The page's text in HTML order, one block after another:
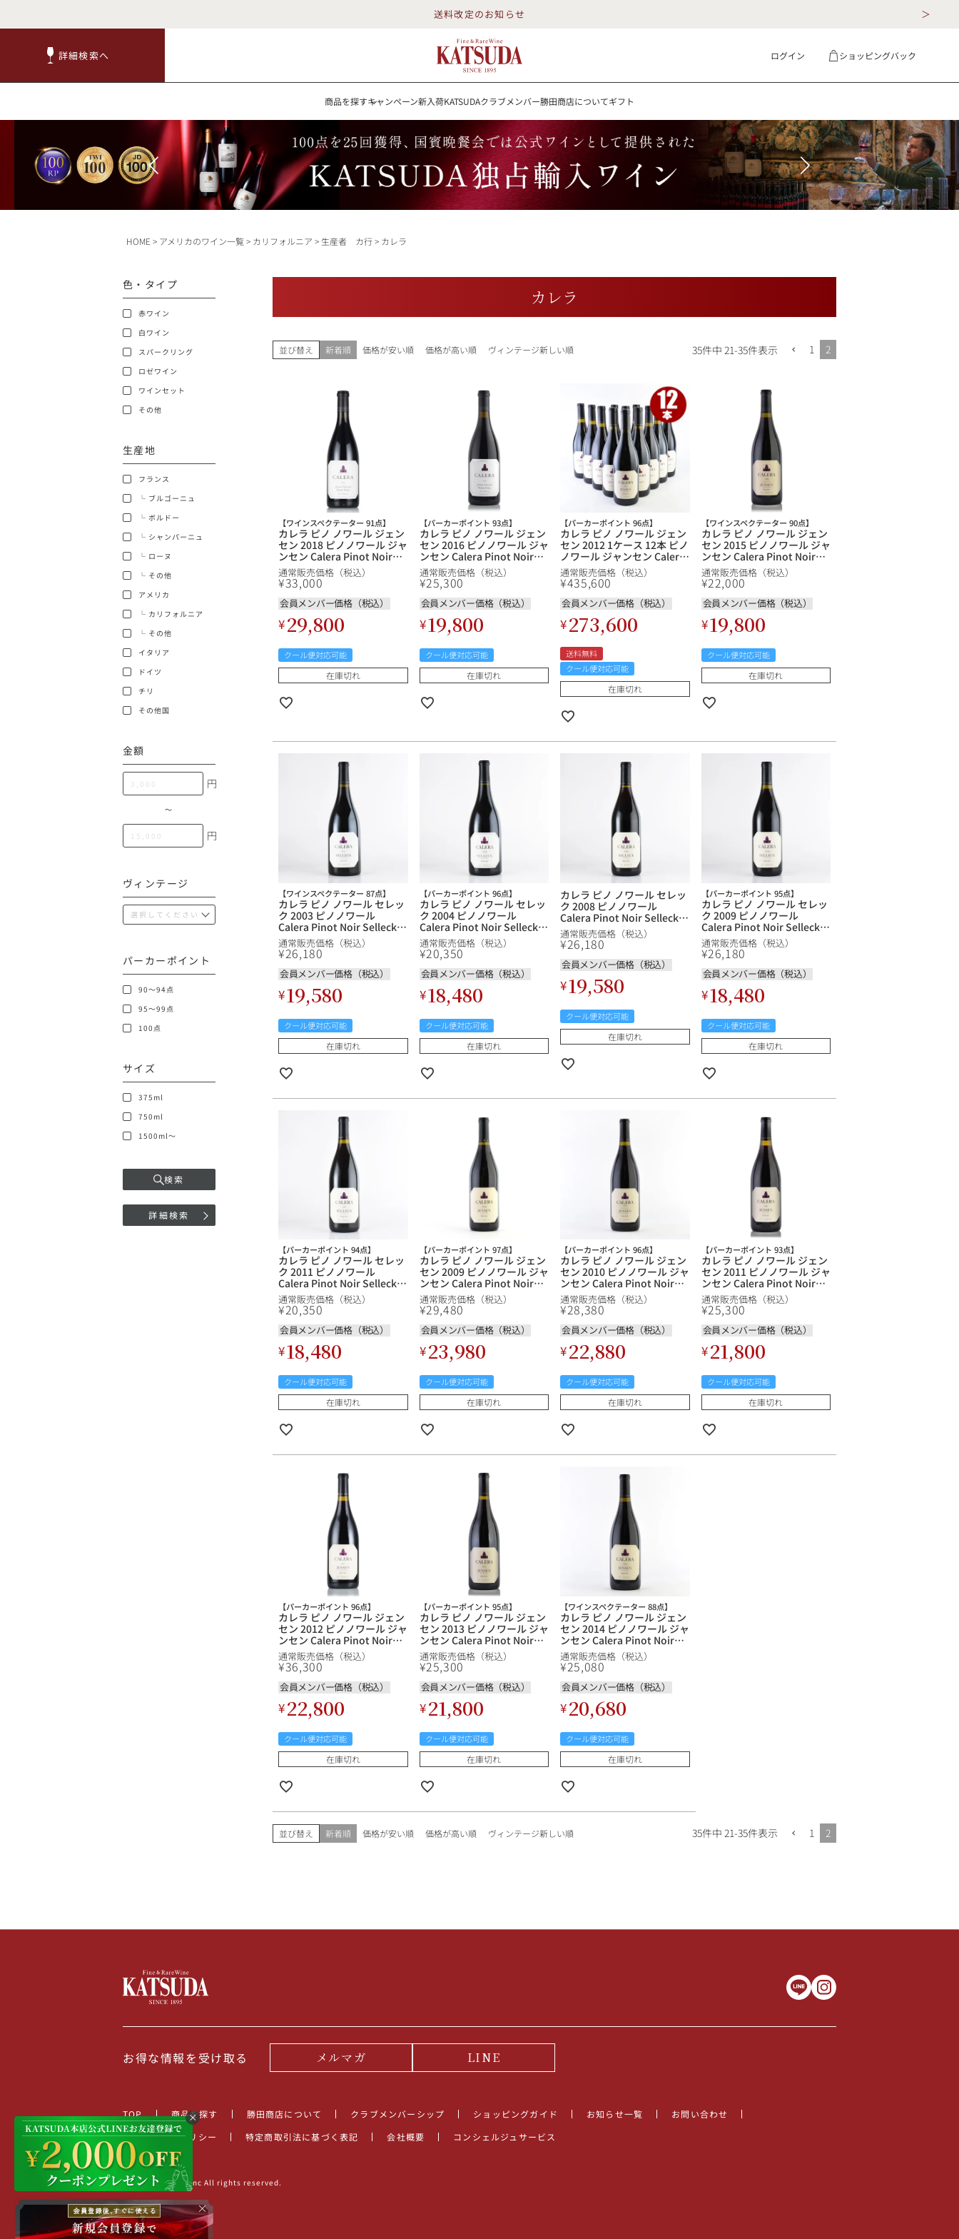
送料改定のお知らせ
詳細検索へ ログイン ショッピングバック
商品を探すキャンペーン新入荷KATSUDAクラブメンバー勝田商店についてギフト
送料改定のお知らせ
詳細検索へ
商品を探すキャンペーン新入荷KATSUDAクラブメンバー勝田商店についてギフト
赤ワイン
白ワイン スパークリング ロゼワイン RP100点 詳細検索
詳細検索する
ショッピングガイド ギフトラッピング
DRC ルロワ
ラフィット ペトリュス
サロン ルイ・ロデレール
オーパス・ワン
スクリーミング・
イーグル
フランス ブルゴーニュ
ボルドー シャンパーニュ
ローヌ
アメリカ カリフォルニア
その他
その他国
種類で探す
赤ワイン 白ワイン
スパークリング ロゼワイン
ワインセット
価格帯から探す
10,000円〜39,999円
40,000円〜79,999円
80,000円〜99,999円
100,000円〜199,999円
200,000円〜499,999円
500,000円〜
お得な情報を受け取る
HOME アメリカのワイン一覧 カリフォルニア 生産者 カ行 カレラ
色・タイプ
赤ワイン
白ワイン
スパークリング
ロゼワイン
ワインセット
その他
生産地
フランス
└ ブルゴーニュ
└ ボルドー
└ シャンパーニュ
└ ローヌ
└ その他
アメリカ
└ カリフォルニア
└ その他
イタリア
ドイツ
チリ
その他国
金額
円
〜
円
ヴィンテージ
パーカーポイント
90～94点
95～99点
100点
サイズ
375ml
750ml
1500ml～
検索
詳細検索
カレラ
並び替え 新着順 価格が安い順 価格が高い順 ヴィンテージ新しい順 35件中 21-35件表示 1 2
【ワインスペクテーター 91点】
カレラ ピノ ノワール ジェン
セン 2018 ピノノワール ジャ
ンセン Calera Pinot Noir
Jensen Vineyard アメリカ
カリフォルニア 赤ワイン
通常販売価格（税込）
¥33,000
会員メンバー価格（税込）
¥29,800
クール便対応可能
在庫切れ
【パーカーポイント 93点】
カレラ ピノ ノワール ジェン
セン 2016 ピノノワール ジャ
ンセン Calera Pinot Noir
Jensen Vineyard アメリカ
カリフォルニア 赤ワイン
通常販売価格（税込）
¥25,300
会員メンバー価格（税込）
¥19,800
クール便対応可能
在庫切れ
【パーカーポイント 96点】
カレラ ピノ ノワール ジェン
セン 2012 1ケース 12本 ピノ
ノワール ジャンセン Calera
Pinot Noir Jensen
Vineyard アメリカ カリフォ
ルニア 赤ワイン
通常販売価格（税込）
¥435,600
会員メンバー価格（税込）
¥273,600
送料無料
クール便対応可能
在庫切れ
【ワインスペクテーター 90点】
カレラ ピノ ノワール ジェン
セン 2015 ピノノワール ジャ
ンセン Calera Pinot Noir
Jensen Vineyard アメリカ
カリフォルニア 赤ワイン
通常販売価格（税込）
¥22,000
会員メンバー価格（税込）
¥19,800
クール便対応可能
在庫切れ
【ワインスペクテーター 87点】
カレラ ピノ ノワール セレッ
ク 2003 ピノノワール
Calera Pinot Noir Selleck
Vineyard アメリカ カリフォ
ルニア 赤ワイン
通常販売価格（税込）
¥26,180
会員メンバー価格（税込）
¥19,580
クール便対応可能
在庫切れ
【パーカーポイント 96点】
カレラ ピノ ノワール セレッ
ク 2004 ピノノワール
Calera Pinot Noir Selleck
Vineyard アメリカ カリフォ
ルニア 赤ワイン
通常販売価格（税込）
¥20,350
会員メンバー価格（税込）
¥18,480
クール便対応可能
在庫切れ
カレラ ピノ ノワール セレッ
ク 2008 ピノノワール
Calera Pinot Noir Selleck
Vineyard アメリカ カリフォ
ルニア 赤ワイン
通常販売価格（税込）
¥26,180
会員メンバー価格（税込）
¥19,580
クール便対応可能
在庫切れ
【パーカーポイント 95点】
カレラ ピノ ノワール セレッ
ク 2009 ピノノワール
Calera Pinot Noir Selleck
Vineyard アメリカ カリフォ
ルニア 赤ワイン
通常販売価格（税込）
¥26,180
会員メンバー価格（税込）
¥18,480
クール便対応可能
在庫切れ
【パーカーポイント 94点】
カレラ ピノ ノワール セレッ
ク 2011 ピノノワール
Calera Pinot Noir Selleck
Vineyard アメリカ カリフォ
ルニア 赤ワイン
通常販売価格（税込）
¥20,350
会員メンバー価格（税込）
¥18,480
クール便対応可能
在庫切れ
【パーカーポイント 97点】
カレラ ピノ ノワール ジェン
セン 2009 ピノノワール ジャ
ンセン Calera Pinot Noir
Jensen Vineyard アメリカ
カリフォルニア 赤ワイン
通常販売価格（税込）
¥29,480
会員メンバー価格（税込）
¥23,980
クール便対応可能
在庫切れ
【パーカーポイント 96点】
カレラ ピノ ノワール ジェン
セン 2010 ピノノワール ジャ
ンセン Calera Pinot Noir
Jensen Vineyard アメリカ
カリフォルニア 赤ワイン
通常販売価格（税込）
¥28,380
会員メンバー価格（税込）
¥22,880
クール便対応可能
在庫切れ
【パーカーポイント 93点】
カレラ ピノ ノワール ジェン
セン 2011 ピノノワール ジャ
ンセン Calera Pinot Noir
Jensen Vineyard アメリカ
カリフォルニア 赤ワイン
通常販売価格（税込）
¥25,300
会員メンバー価格（税込）
¥21,800
クール便対応可能
在庫切れ
【パーカーポイント 96点】
カレラ ピノ ノワール ジェン
セン 2012 ピノノワール ジャ
ンセン Calera Pinot Noir
Jensen Vineyard アメリカ
カリフォルニア 赤ワイン
通常販売価格（税込）
¥36,300
会員メンバー価格（税込）
¥22,800
クール便対応可能
在庫切れ
【パーカーポイント 95点】
カレラ ピノ ノワール ジェン
セン 2013 ピノノワール ジャ
ンセン Calera Pinot Noir
Jensen Vineyard アメリカ
カリフォルニア 赤ワイン
通常販売価格（税込）
¥25,300
会員メンバー価格（税込）
¥21,800
クール便対応可能
在庫切れ
【ワインスペクテーター 88点】
カレラ ピノ ノワール ジェン
セン 2014 ピノノワール ジャ
ンセン Calera Pinot Noir
Jensen Vineyard アメリカ
カリフォルニア 赤ワイン
通常販売価格（税込）
¥25,080
会員メンバー価格（税込）
¥20,680
クール便対応可能
在庫切れ
並び替え 新着順 価格が安い順 価格が高い順 ヴィンテージ新しい順 35件中 21-35件表示 1 2
×
お得な情報を受け取る メルマガ LINE
TOP 商品を探す 勝田商店について クラブメンバーシップ ショッピングガイド お知らせ一覧
お問い合わせ
プライバシーポリシー
特定商取引法に基づく表記 会社概要 コンシェルジュサービス
©2022 KATSUDA.inc All rights reserved.